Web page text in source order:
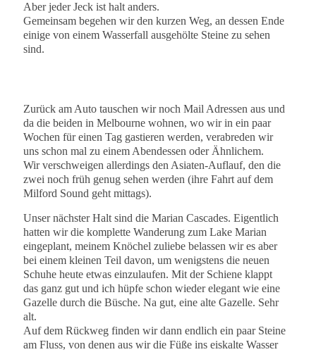
Aber jeder Jeck ist halt anders.
Gemeinsam begehen wir den kurzen Weg, an dessen Ende
einige von einem Wasserfall ausgehölte Steine zu sehen
sind.
Zurück am Auto tauschen wir noch Mail Adressen aus und
da die beiden in Melbourne wohnen, wo wir in ein paar
Wochen für einen Tag gastieren werden, verabreden wir
uns schon mal zu einem Abendessen oder Ähnlichem.
Wir verschweigen allerdings den Asiaten-Auflauf, den die
zwei noch früh genug sehen werden (ihre Fahrt auf dem
Milford Sound geht mittags).
Unser nächster Halt sind die Marian Cascades. Eigentlich
hatten wir die komplette Wanderung zum Lake Marian
eingeplant, meinem Knöchel zuliebe belassen wir es aber
bei einem kleinen Teil davon, um wenigstens die neuen
Schuhe heute etwas einzulaufen. Mit der Schiene klappt
das ganz gut und ich hüpfe schon wieder elegant wie eine
Gazelle durch die Büsche. Na gut, eine alte Gazelle. Sehr
alt.
Auf dem Rückweg finden wir dann endlich ein paar Steine
am Fluss, von denen aus wir die Füße ins eiskalte Wasser